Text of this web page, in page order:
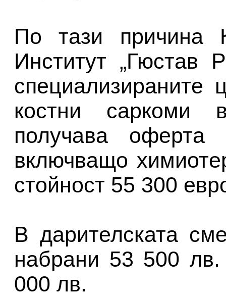
По тази причина
Институт „Гюстав
специализираните
костни саркоми
получава оферта
включващо
стойност 55 300
В дарителската
набрани 53 500
000 лв.